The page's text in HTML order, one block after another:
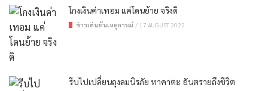
โกงเงินค่าเทอม แค่โดนย้าย จริงดิ
ข่าวเด่นทันเหตุการณ์ / 17 AUGUST 2022
รีบไปเปลี่ยนถุงลมนิรภัย ทาคาตะ อันตรายถึงชีวิต